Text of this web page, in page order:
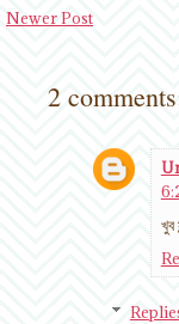
Newer Post
2
খুব